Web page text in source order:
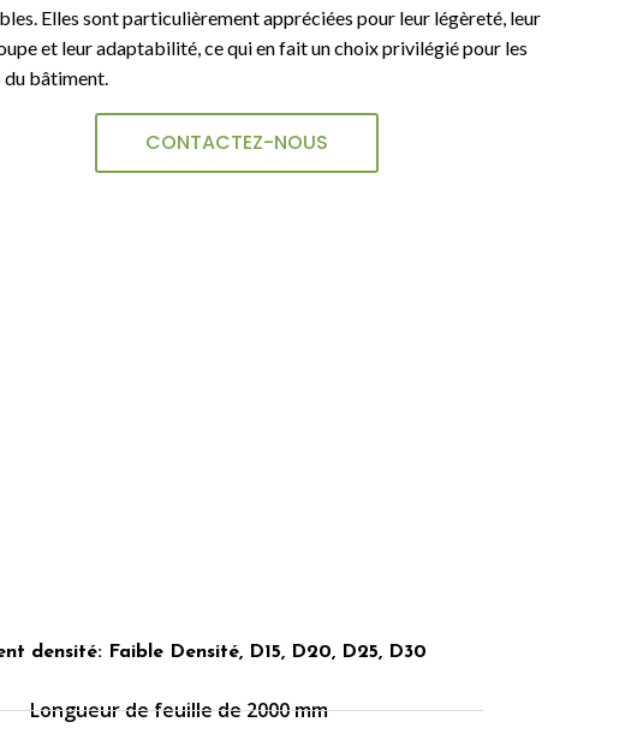
Elles sont particulièrement appréciées pour leur légèreté, leur
et leur adaptabilité, ce qui en fait un choix privilégié pour les
du bâtiment.
CONTACTEZ-NOUS
densité: Faible Densité, D15, D20, D25, D30
Longueur de feuille de 2000 mm